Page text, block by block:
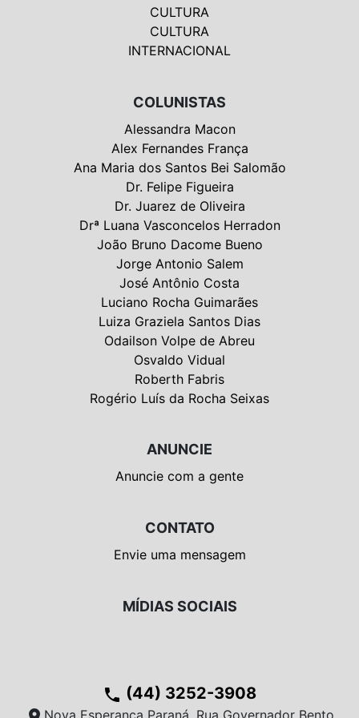
CULTURA
CULTURA
INTERNACIONAL
COLUNISTAS
Alessandra Macon
Alex Fernandes França
Ana Maria dos Santos Bei Salomão
Dr. Felipe Figueira
Dr. Juarez de Oliveira
Drª Luana Vasconcelos Herradon
João Bruno Dacome Bueno
Jorge Antonio Salem
José Antônio Costa
Luciano Rocha Guimarães
Luiza Graziela Santos Dias
Odailson Volpe de Abreu
Osvaldo Vidual
Roberth Fabris
Rogério Luís da Rocha Seixas
ANUNCIE
Anuncie com a gente
CONTATO
Envie uma mensagem
MÍDIAS SOCIAIS
phone (44) 3252-3908